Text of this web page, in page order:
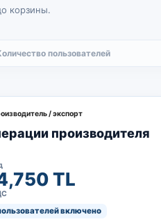
корзины.
пользователей
/ экспорт
производителя
TL
включено